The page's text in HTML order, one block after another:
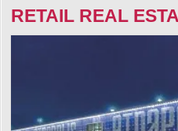
RETAIL REAL